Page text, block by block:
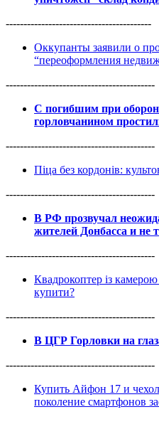
-----------------------------------------
Оккупанты заявили о
“переоформления
------------------------------------------
С погибшим при
горловчанином
------------------------------------------
Піца без кордонів:
------------------------------------------
В РФ прозвучал
жителей Донбасса и не
------------------------------------------
Квадрокоптер із
купити?
------------------------------------------
В ЦГР Горловки на
------------------------------------------
Купить Айфон 17 и
поколение смартфонов